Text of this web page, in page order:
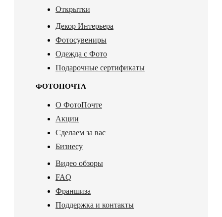
Открытки
Декор Интерьера
Фотосувениры
Одежда с Фото
Подарочные сертификаты
ФОТОПОЧТА
О ФотоПочте
Акции
Сделаем за вас
Бизнесу
Видео обзоры
FAQ
Франшиза
Поддержка и контакты